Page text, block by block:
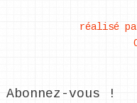
réalisé
Abonnez-vous !